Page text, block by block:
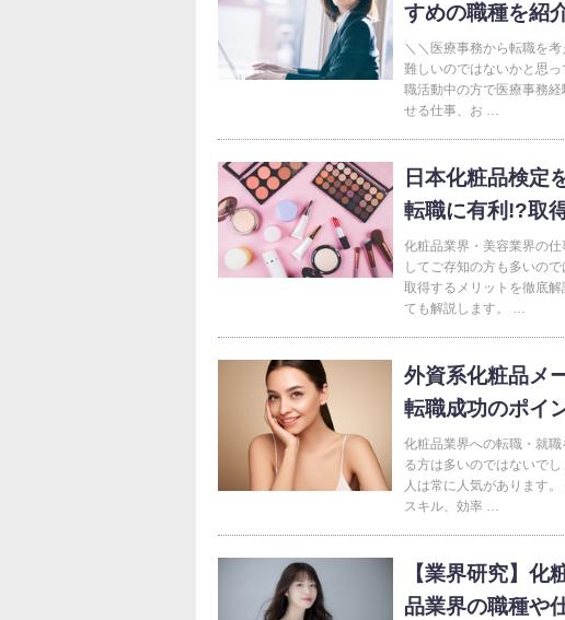
すめの職種を紹
＼＼医療事務から転職を
難しいのではないかと思
職活動中の方で医療事務
せる仕事、お …
日本化粧品検定
転職に有利!?取
化粧品業界・美容業界の
してご存知の方も多いの
取得するメリットを徹底
ても解説します。 …
外資系化粧品メ
転職成功のポイ
化粧品業界への転職・就
る方は多いのではないで
人は常に人気があります
スキル、効率 …
【業界研究】化
品業界の職種や